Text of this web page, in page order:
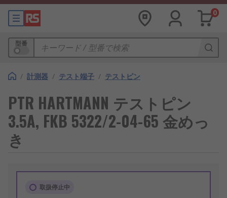
0
型番
/ 計測器 / テスト端子 / テストピン
PTR HARTMANN テストピン
3.5A, FKB 5322/2-04-65 金めっ
き
取扱停止中